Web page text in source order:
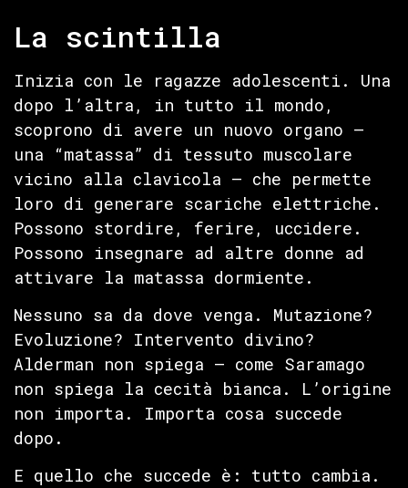
La scintilla
Inizia con le ragazze adolescenti. Una
dopo l’altra, in tutto il mondo,
scoprono di avere un nuovo organo —
una “matassa” di tessuto muscolare
vicino alla clavicola — che permette
loro di generare scariche elettriche.
Possono stordire, ferire, uccidere.
Possono insegnare ad altre donne ad
attivare la matassa dormiente.
Nessuno sa da dove venga. Mutazione?
Evoluzione? Intervento divino?
Alderman non spiega — come Saramago
non spiega la cecità bianca. L’origine
non importa. Importa cosa succede
dopo.
E quello che succede è: tutto cambia.